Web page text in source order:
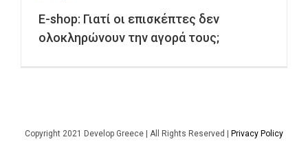
E-shop: Γιατί οι επισκέπτες δεν
ολοκληρώνουν την αγορά τους;
Copyright 2021 Develop Greece | All Rights Reserved | Privacy Policy